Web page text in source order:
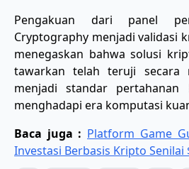
Pengakuan dari panel
Cryptography menjadi validasi
menegaskan bahwa solusi
tawarkan telah teruji secara
menjadi standar
menghadapi era komputasi
Baca juga : Platform Game
Investasi Berbasis Kripto Senilai